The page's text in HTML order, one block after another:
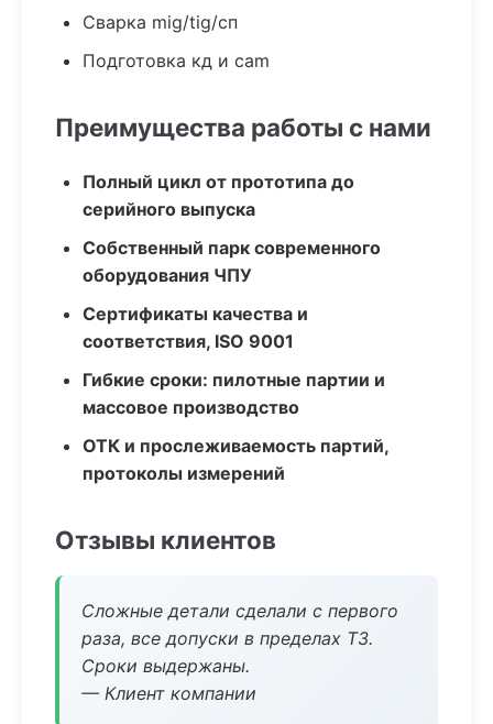
Сварка mig/tig/сп
Подготовка кд и cam
Преимущества работы с нами
Полный цикл от прототипа до
серийного выпуска
Собственный парк современного
оборудования ЧПУ
Сертификаты качества и
соответствия, ISO 9001
Гибкие сроки: пилотные партии и
массовое производство
ОТК и прослеживаемость партий,
протоколы измерений
Отзывы клиентов
Сложные детали сделали с первого
раза, все допуски в пределах ТЗ.
Сроки выдержаны.
— Клиент компании